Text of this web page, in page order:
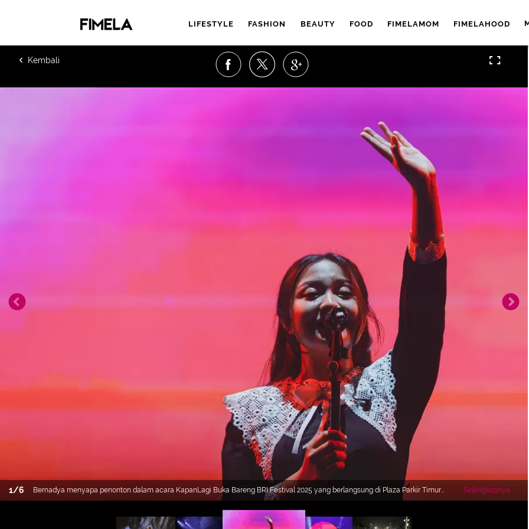
LIFESTYLE FASHION BEAUTY FOOD FIMELAMOM FIMELAHOOD
1/6
Bernadya menyapa penonton dalam acara KapanLagi Buka Bareng BRI Festival 2025 yang berlangsung di Plaza Parkir Timur
Kompleks Stadion Utama Gelora Bung Karno (SUGBK), Senayan, Jakarta. (Bola.com/Bagaskara Lazuardi)
Selengkapnya